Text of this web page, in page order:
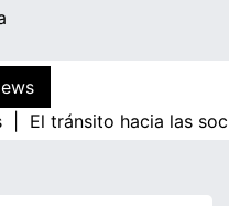
| El tránsito hacia las